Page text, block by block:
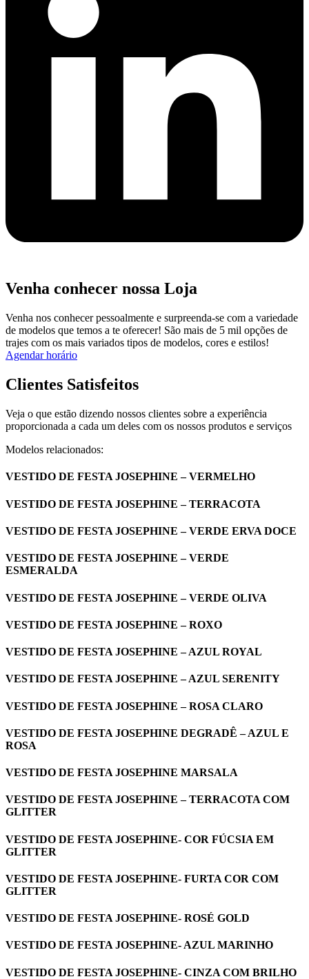
Venha conhecer nossa Loja
Venha nos conhecer pessoalmente e surpreenda-se com a variedade
de modelos que temos a te oferecer! São mais de 5 mil opções de
trajes com os mais variados tipos de modelos, cores e estilos!
Agendar horário
Clientes Satisfeitos
Veja o que estão dizendo nossos clientes sobre a experiência
proporcionada a cada um deles com os nossos produtos e serviços
Modelos relacionados:
VESTIDO DE FESTA JOSEPHINE – VERMELHO
VESTIDO DE FESTA JOSEPHINE – TERRACOTA
VESTIDO DE FESTA JOSEPHINE – VERDE ERVA DOCE
VESTIDO DE FESTA JOSEPHINE – VERDE
ESMERALDA
VESTIDO DE FESTA JOSEPHINE – VERDE OLIVA
VESTIDO DE FESTA JOSEPHINE – ROXO
VESTIDO DE FESTA JOSEPHINE – AZUL ROYAL
VESTIDO DE FESTA JOSEPHINE – AZUL SERENITY
VESTIDO DE FESTA JOSEPHINE – ROSA CLARO
VESTIDO DE FESTA JOSEPHINE DEGRADÊ – AZUL E
ROSA
VESTIDO DE FESTA JOSEPHINE MARSALA
VESTIDO DE FESTA JOSEPHINE – TERRACOTA COM
GLITTER
VESTIDO DE FESTA JOSEPHINE- COR FÚCSIA EM
GLITTER
VESTIDO DE FESTA JOSEPHINE- FURTA COR COM
GLITTER
VESTIDO DE FESTA JOSEPHINE- ROSÉ GOLD
VESTIDO DE FESTA JOSEPHINE- AZUL MARINHO
VESTIDO DE FESTA JOSEPHINE- CINZA COM BRILHO